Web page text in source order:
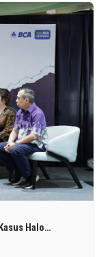
Halo…